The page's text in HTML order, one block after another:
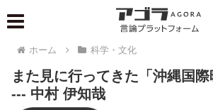
ホーム 科学・文化
また見に行ってきた「沖縄国際
--- 中村 伊知哉